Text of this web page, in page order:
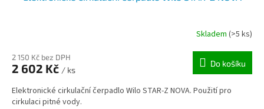
R
M
A
Skladem (>5 ks)
2 150 Kč bez DPH
2 602 Kč / ks
Do košíku
Elektronické cirkulační čerpadlo Wilo STAR-Z NOVA. Použití pro
cirkulaci pitné vody.